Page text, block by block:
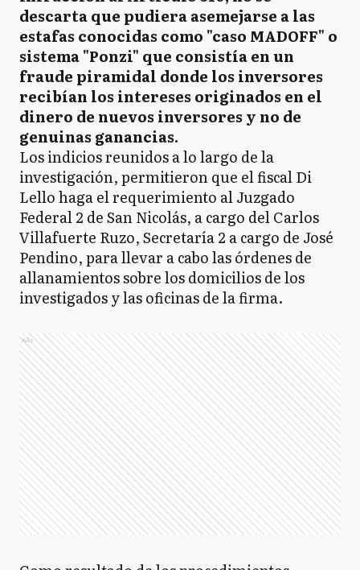
descarta que pudiera asemejarse a las
estafas conocidas como "caso MADOFF" o
sistema "Ponzi" que consistía en un
fraude piramidal donde los inversores
recibían los intereses originados en el
dinero de nuevos inversores y no de
genuinas ganancias.
Los indicios reunidos a lo largo de la
investigación, permitieron que el fiscal Di
Lello haga el requerimiento al Juzgado
Federal 2 de San Nicolás, a cargo del Carlos
Villafuerte Ruzo, Secretaría 2 a cargo de José
Pendino, para llevar a cabo las órdenes de
allanamientos sobre los domicilios de los
investigados y las oficinas de la firma.
Ads